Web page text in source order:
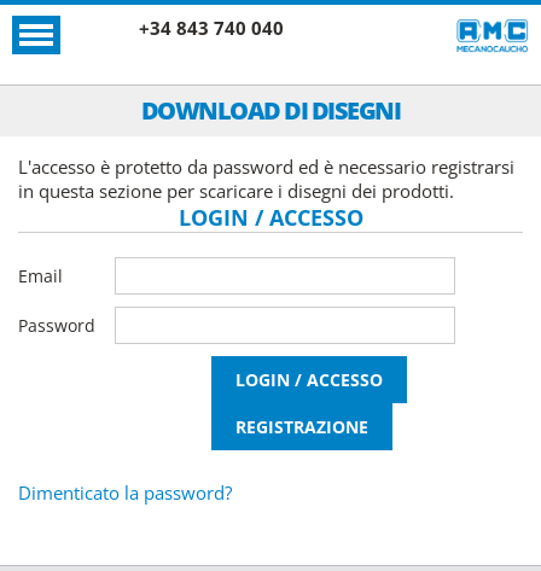
+34 843 740 040
DOWNLOAD DI DISEGNI
L'accesso è protetto da password ed è necessario registrarsi
in questa sezione per scaricare i disegni dei prodotti.
LOGIN / ACCESSO
Email
Password
Dimenticato la password?